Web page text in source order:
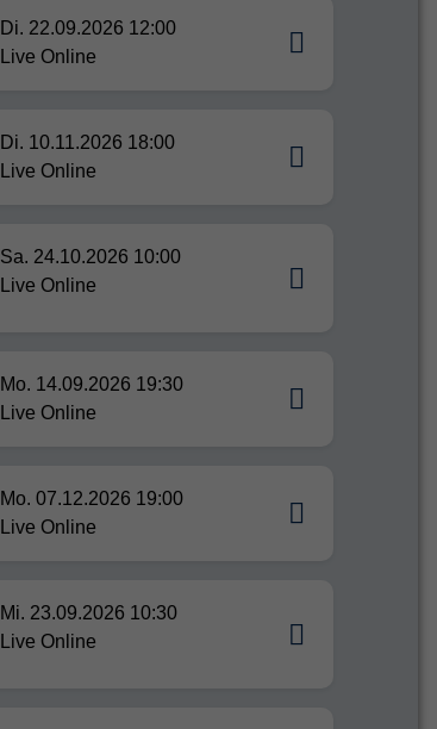
Di. 22.09.2026 12:00
Live Online
Di. 10.11.2026 18:00
Live Online
Sa. 24.10.2026 10:00
Live Online
Mo. 14.09.2026 19:30
Live Online
Mo. 07.12.2026 19:00
Live Online
Mi. 23.09.2026 10:30
Live Online